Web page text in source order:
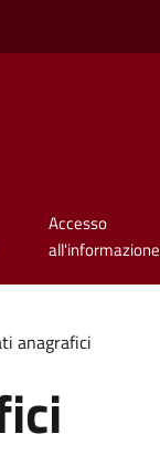
Accesso
all'informazione
anagrafici